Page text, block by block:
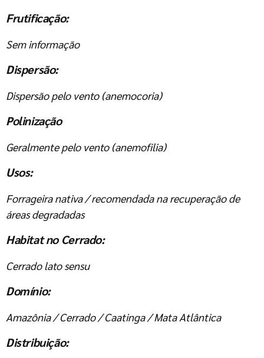
Frutificação:
Sem informação
Dispersão:
Dispersão pelo vento (anemocoria)
Polinização
Geralmente pelo vento (anemofilia)
Usos:
Forrageira nativa / recomendada na recuperação de
áreas degradadas
Habitat no Cerrado:
Cerrado lato sensu
Domínio:
Amazônia / Cerrado / Caatinga / Mata Atlântica
Distribuição: